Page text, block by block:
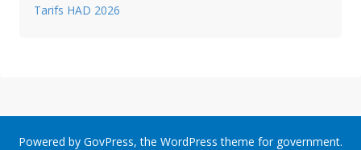
Tarifs HAD 2026
Powered by GovPress, the WordPress theme for government.